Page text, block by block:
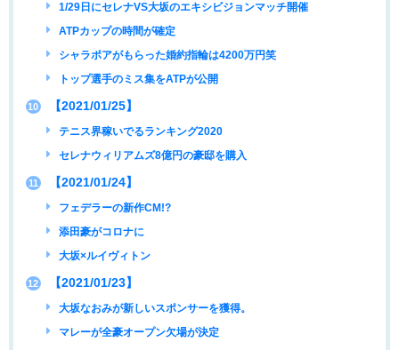
1/29日にセレナVS大坂のエキシビジョンマッチ開催
ATPカップの時間が確定
シャラポアがもらった婚約指輪は4200万円笑
トップ選手のミス集をATPが公開
10 【2021/01/25】
テニス界稼いでるランキング2020
セレナウィリアムズ8億円の豪邸を購入
11 【2021/01/24】
フェデラーの新作CM!?
添田豪がコロナに
大坂×ルイヴィトン
12 【2021/01/23】
大坂なおみが新しいスポンサーを獲得。
マレーが全豪オープン欠場が決定